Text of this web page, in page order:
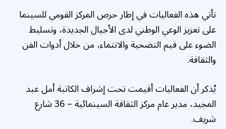
تأتي هذه الفعاليات في إطار حرص المركز القومي للسينما
على تعزيز الوعي الوطني لدى الأجيال الجديدة، وتسليط
الضوء على قيم التضحية والانتماء، من خلال أدوات الفن
والثقافة.
يُذكر أن الفعاليات أقيمت تحت إشراف الكاتبة أمل عبد
المجيد، مدير عام مركز الثقافة السينمائية – 36 شارع
شريف.